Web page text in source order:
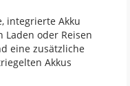
integrierte Akku
Laden oder Reisen
eine zusätzliche
Akkus